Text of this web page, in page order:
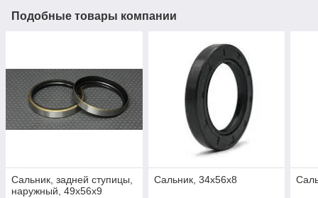
Подобные товары компании
Сальник, задней ступицы,
наружный, 49х56х9
Сальник, 34х56х8